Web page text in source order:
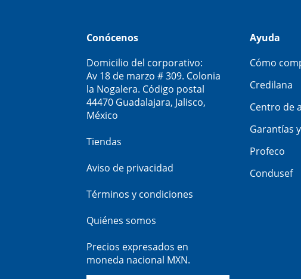
Conócenos
Domicilio del corporativo:
Av 18 de marzo # 309. Colonia
la Nogalera. Código postal
44470 Guadalajara, Jalisco,
México
Tiendas
Aviso de privacidad
Términos y condiciones
Quiénes somos
Precios expresados en
moneda nacional MXN.
Ayuda
Cómo
Credilana
Centro de
Garantías
Profeco
Condusef